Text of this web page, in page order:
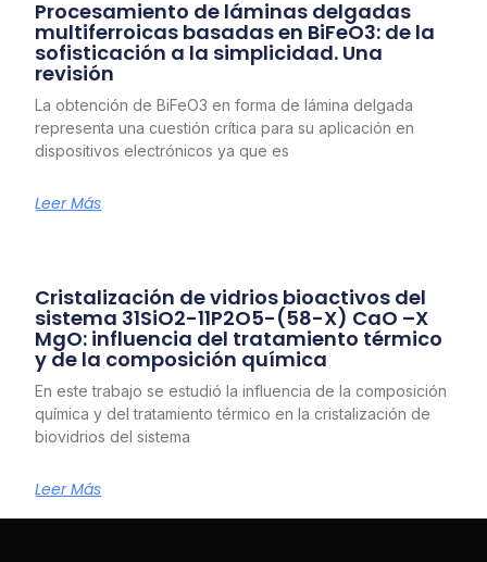
Procesamiento de láminas delgadas
multiferroicas basadas en BiFeO3: de la
sofisticación a la simplicidad. Una
revisión
La obtención de BiFeO3 en forma de lámina delgada
representa una cuestión crítica para su aplicación en
dispositivos electrónicos ya que es
Leer Más
Cristalización de vidrios bioactivos del
sistema 31SiO2-11P2O5-(58-X) CaO –X
MgO: influencia del tratamiento térmico
y de la composición química
En este trabajo se estudió la influencia de la composición
química y del tratamiento térmico en la cristalización de
biovidrios del sistema
Leer Más